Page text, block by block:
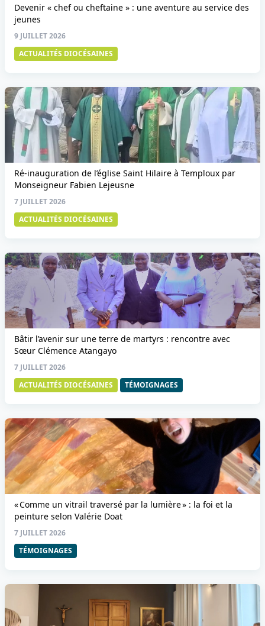
Devenir « chef ou cheftaine » : une aventure au service des
jeunes
9 JUILLET 2026
ACTUALITÉS DIOCÉSAINES
Ré-inauguration de l’église Saint Hilaire à Temploux par
Monseigneur Fabien Lejeusne
7 JUILLET 2026
ACTUALITÉS DIOCÉSAINES
Bâtir l’avenir sur une terre de martyrs : rencontre avec
Sœur Clémence Atangayo
7 JUILLET 2026
ACTUALITÉS DIOCÉSAINES
TÉMOIGNAGES
« Comme un vitrail traversé par la lumière » : la foi et la
peinture selon Valérie Doat
7 JUILLET 2026
TÉMOIGNAGES